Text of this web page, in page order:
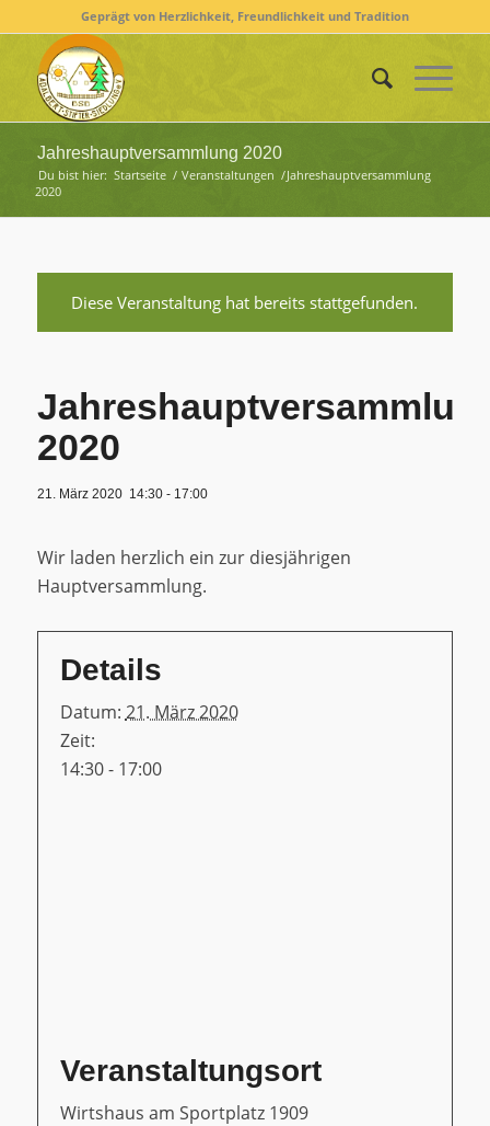
Geprägt von Herzlichkeit, Freundlichkeit und Tradition
Jahreshauptversammlung 2020
Du bist hier: Startseite / Veranstaltungen /Jahreshauptversammlung
2020
Diese Veranstaltung hat bereits stattgefunden.
2020
21. März 2020 14:30- 17:00
Wir laden herzlich ein zur diesjährigen
Hauptversammlung.
Details
Datum: 21. März 2020
Zeit:
14:30 - 17:00
Veranstaltungsort
Wirtshaus am Sportplatz 1909